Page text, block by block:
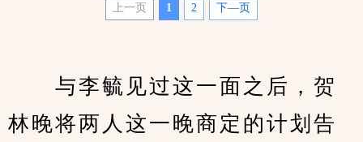
上一页 1 2 下—页
与李毓见过这一面之后，贺
林晚将两人这一晚商定的计划告